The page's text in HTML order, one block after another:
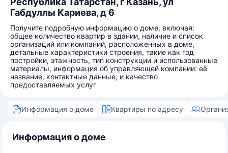
Габдуллы Кариева, д 6
Получите подробную информацию о доме, включая:
общее количество квартир в здании, наличие и список
организаций или компаний, расположенных в доме,
детальные характеристики строения, такие как год
постройки, этажность, тип конструкции и использованные
материалы, информация об управляющей компании: её
название, контактные данные, и качество
предоставляемых услуг
Информация о доме Квартиры по адресу
Информация о доме